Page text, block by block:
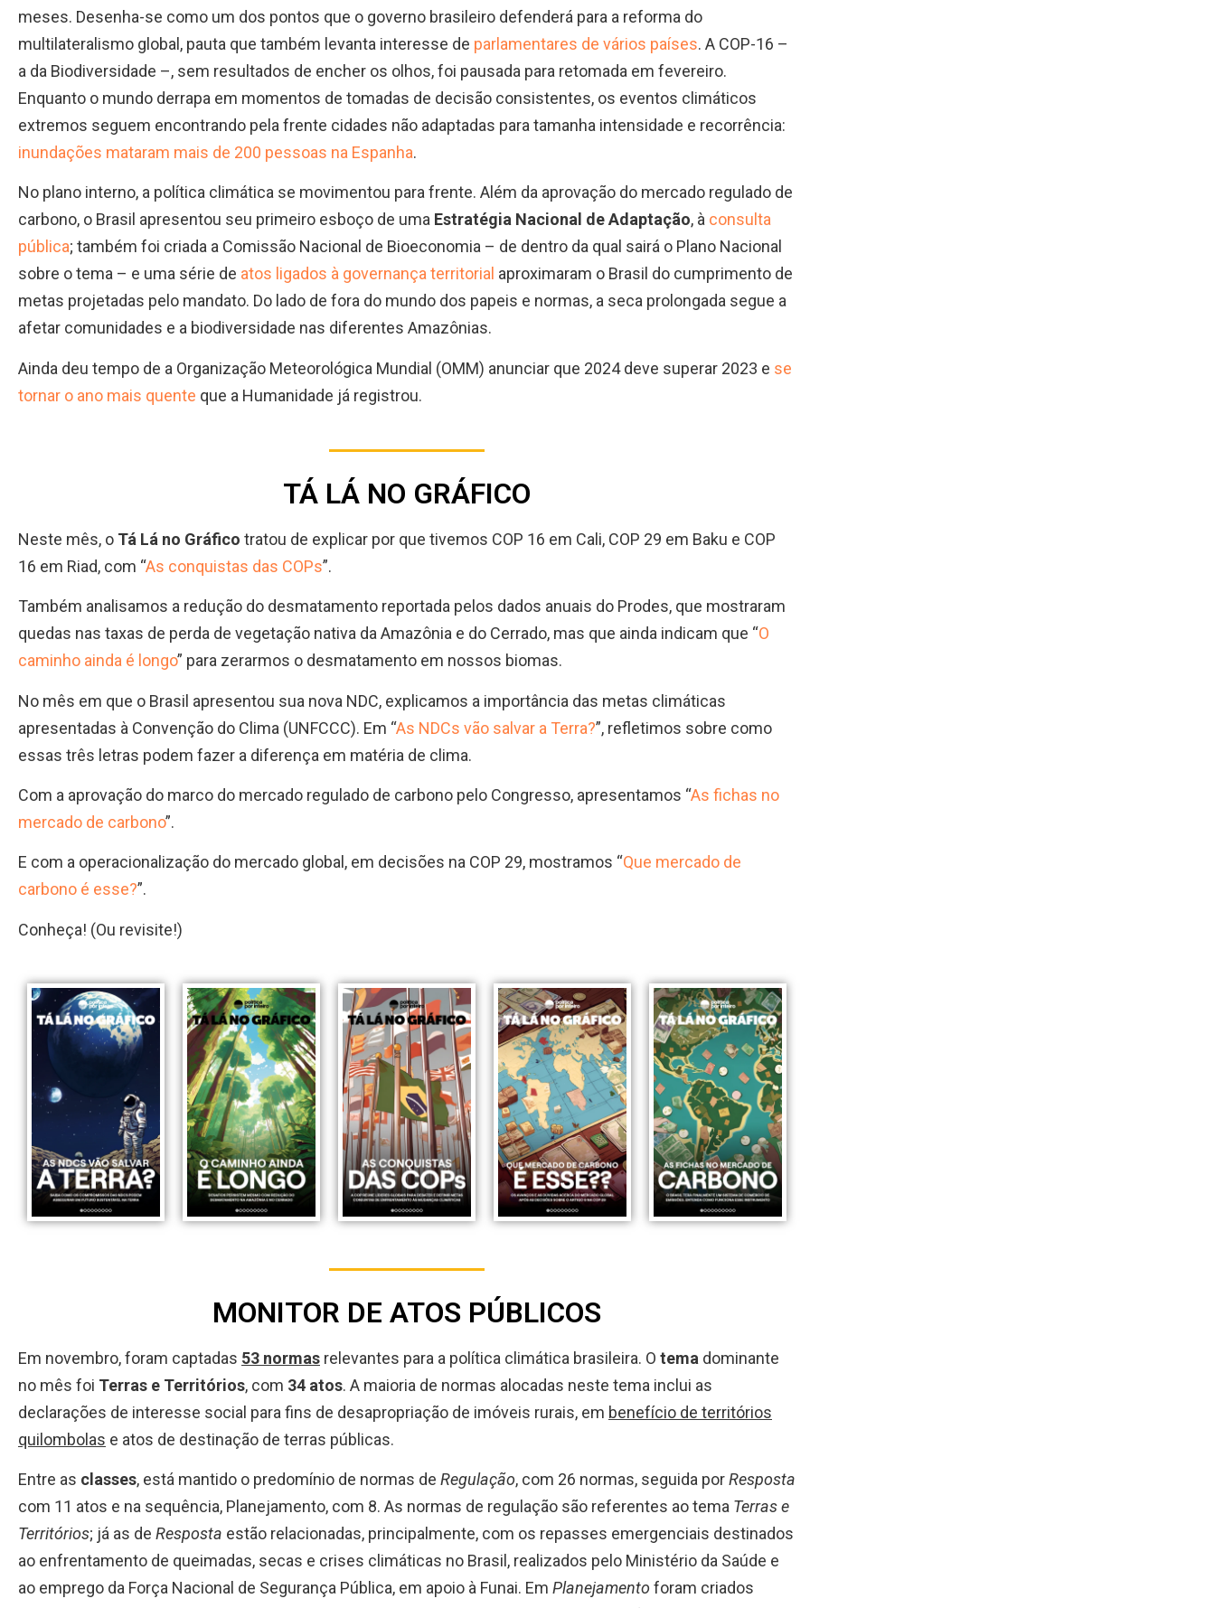
meses. Desenha-se como um dos pontos que o governo brasileiro defenderá para a reforma do
multilateralismo global, pauta que também levanta interesse de parlamentares de vários países. A COP-16 –
a da Biodiversidade –, sem resultados de encher os olhos, foi pausada para retomada em fevereiro.
Enquanto o mundo derrapa em momentos de tomadas de decisão consistentes, os eventos climáticos
extremos seguem encontrando pela frente cidades não adaptadas para tamanha intensidade e recorrência:
inundações mataram mais de 200 pessoas na Espanha.
No plano interno, a política climática se movimentou para frente. Além da aprovação do mercado regulado de
carbono, o Brasil apresentou seu primeiro esboço de uma Estratégia Nacional de Adaptação, à consulta
pública; também foi criada a Comissão Nacional de Bioeconomia – de dentro da qual sairá o Plano Nacional
sobre o tema – e uma série de atos ligados à governança territorial aproximaram o Brasil do cumprimento de
metas projetadas pelo mandato. Do lado de fora do mundo dos papeis e normas, a seca prolongada segue a
afetar comunidades e a biodiversidade nas diferentes Amazônias.
Ainda deu tempo de a Organização Meteorológica Mundial (OMM) anunciar que 2024 deve superar 2023 e se
tornar o ano mais quente que a Humanidade já registrou.
TÁ LÁ NO GRÁFICO
Neste mês, o Tá Lá no Gráfico tratou de explicar por que tivemos COP 16 em Cali, COP 29 em Baku e COP
16 em Riad, com “As conquistas das COPs”.
Também analisamos a redução do desmatamento reportada pelos dados anuais do Prodes, que mostraram
quedas nas taxas de perda de vegetação nativa da Amazônia e do Cerrado, mas que ainda indicam que “O
caminho ainda é longo” para zerarmos o desmatamento em nossos biomas.
No mês em que o Brasil apresentou sua nova NDC, explicamos a importância das metas climáticas
apresentadas à Convenção do Clima (UNFCCC). Em “As NDCs vão salvar a Terra?”, refletimos sobre como
essas três letras podem fazer a diferença em matéria de clima.
Com a aprovação do marco do mercado regulado de carbono pelo Congresso, apresentamos “As fichas no
mercado de carbono”.
E com a operacionalização do mercado global, em decisões na COP 29, mostramos “Que mercado de
carbono é esse?”.
Conheça! (Ou revisite!)
MONITOR DE ATOS PÚBLICOS
Em novembro, foram captadas 53 normas relevantes para a política climática brasileira. O tema dominante
no mês foi Terras e Territórios, com 34 atos. A maioria de normas alocadas neste tema inclui as
declarações de interesse social para fins de desapropriação de imóveis rurais, em benefício de territórios
quilombolas e atos de destinação de terras públicas.
Entre as classes, está mantido o predomínio de normas de Regulação, com 26 normas, seguida porResposta
com 11 atos e na sequência, Planejamento, com 8. As normas de regulação são referentes ao tema Terras e
Territórios; já as de Resposta estão relacionadas, principalmente, com os repasses emergenciais destinados
ao enfrentamento de queimadas, secas e crises climáticas no Brasil, realizados pelo Ministério da Saúde e
ao emprego da Força Nacional de Segurança Pública, em apoio à Funai. Em Planejamento foram criados